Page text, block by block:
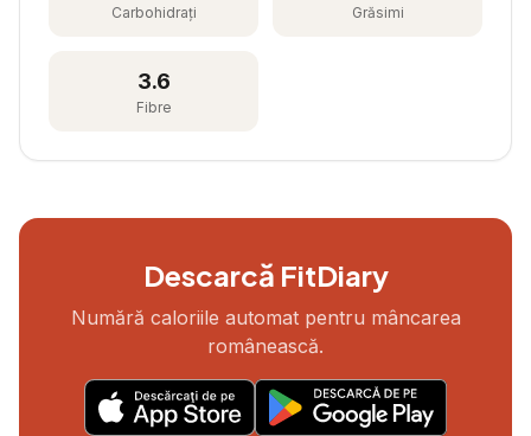
Carbohidrați Grăsimi
3.6
Fibre
Descarcă FitDiary
Numără caloriile automat pentru mâncarea
românească.